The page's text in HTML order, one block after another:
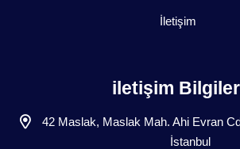
İletişim
iletişim
42 Maslak, Maslak Mah. Ahi Evran
İstanbul